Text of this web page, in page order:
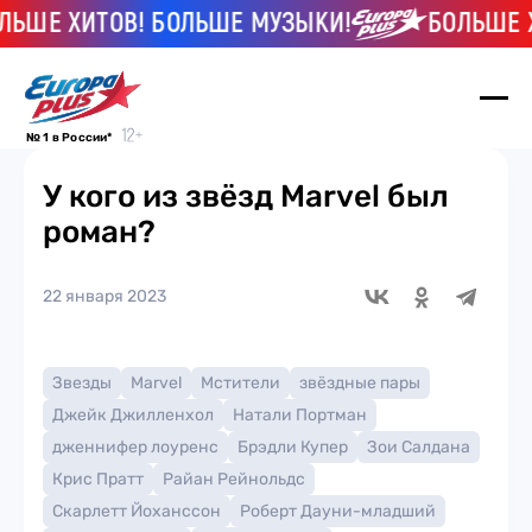
ХИТОВ! БОЛЬШЕ МУЗЫКИ! БОЛЬШЕ
№ 1 в России*
У кого из звёзд Marvel был
роман?
22 января 2023
Звезды Marvel Мстители
звёздные пары
Джейк Джилленхол
Натали Портман
дженнифер лоуренс
Брэдли Купер
Зои Салдана
Крис Пратт
Райан Рейнольдс
Скарлетт Йоханссон
Роберт Дауни-младший